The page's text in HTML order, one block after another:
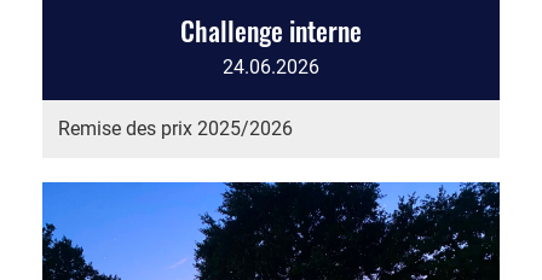
Challenge interne
24.06.2026
Remise des prix 2025/2026